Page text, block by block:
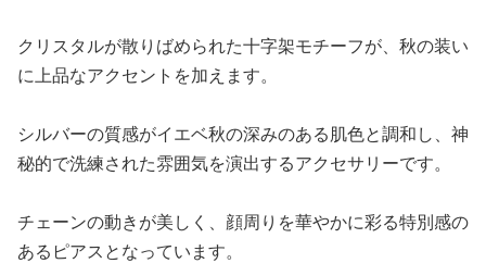
クリスタルが散りばめられた十字架モチーフが、秋の装い
に上品なアクセントを加えます。
シルバーの質感がイエベ秋の深みのある肌色と調和し、神
秘的で洗練された雰囲気を演出するアクセサリーです。
チェーンの動きが美しく、顔周りを華やかに彩る特別感の
あるピアスとなっています。